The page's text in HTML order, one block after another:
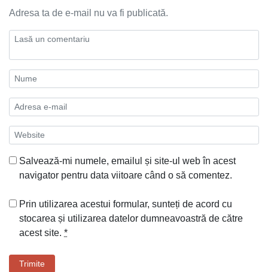
Adresa ta de e-mail nu va fi publicată.
Salvează-mi numele, emailul și site-ul web în acest
navigator pentru data viitoare când o să comentez.
Prin utilizarea acestui formular, sunteți de acord cu
stocarea și utilizarea datelor dumneavoastră de către
acest site. *
Trimite